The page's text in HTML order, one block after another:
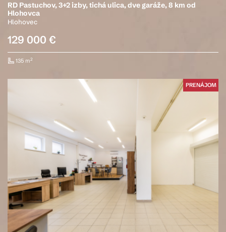
RD Pastuchov, 3+2 izby, tichá ulica, dve garáže, 8 km od
Hlohovca
Hlohovec
129 000 €
135 m2
PRENÁJOM